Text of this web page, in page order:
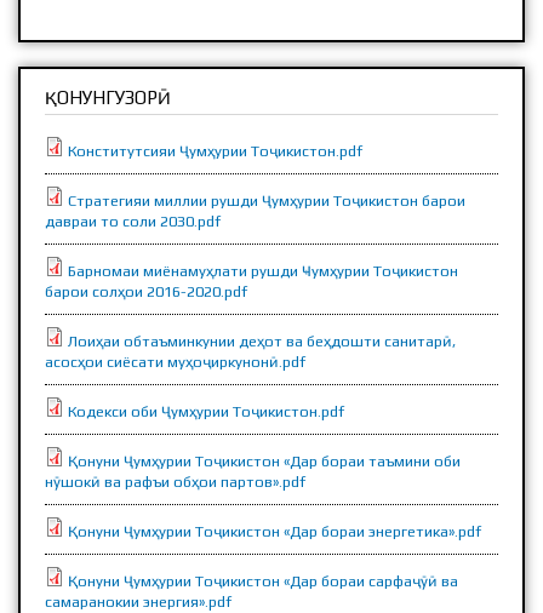
ҚОНУНГУЗОРӢ
Конститутсияи Ҷумҳурии Тоҷикистон.pdf
Стратегияи миллии рушди Ҷумҳурии Тоҷикистон барои
давраи то соли 2030.pdf
Барномаи миёнамуҳлати рушди Ҹумҳурии Тоҷикистон
барои солҳои 2016-2020.pdf
Лоиҳаи обтаъминкунии деҳот ва беҳдошти санитарӣ,
асосҳои сиёсати муҳоҷиркунонӣ.pdf
Кодекси оби Ҷумҳурии Тоҷикистон.pdf
Қонуни Ҷумҳурии Тоҷикистон «Дар бораи таъмини оби
нӯшокӣ ва рафъи обҳои партов».pdf
Қонуни Ҷумҳурии Тоҷикистон «Дар бораи энергетика».pdf
Қонуни Ҷумҳурии Тоҷикистон «Дар бораи сарфаҷӯӣ ва
самаранокии энергия».pdf